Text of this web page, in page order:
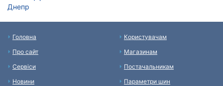
Днепр
Головна
Про сайт
Сервіси
Новини
Користувачам
Магазинам
Постачальникам
Параметри шин